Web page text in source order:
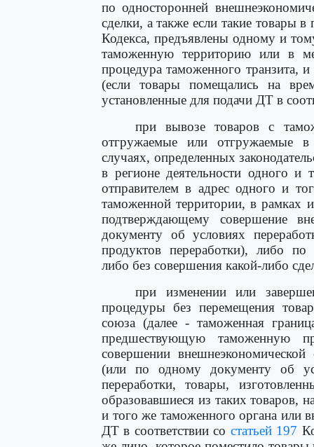
по односторонней
сделки, а также если такие товары
Кодекса, предъявлены одному и
таможенную территорию или в
процедура таможенного транзита,
(если товары помещались на
установленные для подачи ДТ в
при вывозе товаров с
отгружаемые или отгружаемые в
случаях, определенных
в регионе деятельности одного
отправителем в адрес одного и
таможенной территории, в рамках
подтверждающему совершение
документу об условиях
продуктов переработки), либо по
либо без совершения какой-либо
при изменении или
процедуры без перемещения
союза (далее - таможенная
предшествующую таможенную
совершении
(или по одному документу об
переработки, товары,
образовавшиеся из таких товаров,
и того же таможенного органа или
ДТ в соответствии со статьей 197